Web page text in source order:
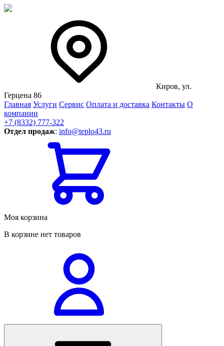
Киров, ул.
Герцена 86
Главная Услуги Сервис Оплата и доставка Контакты О
компании
+7 (8332) 777-322
Отдел продаж: info@teplo43.ru
Моя корзина
В корзине нет товаров